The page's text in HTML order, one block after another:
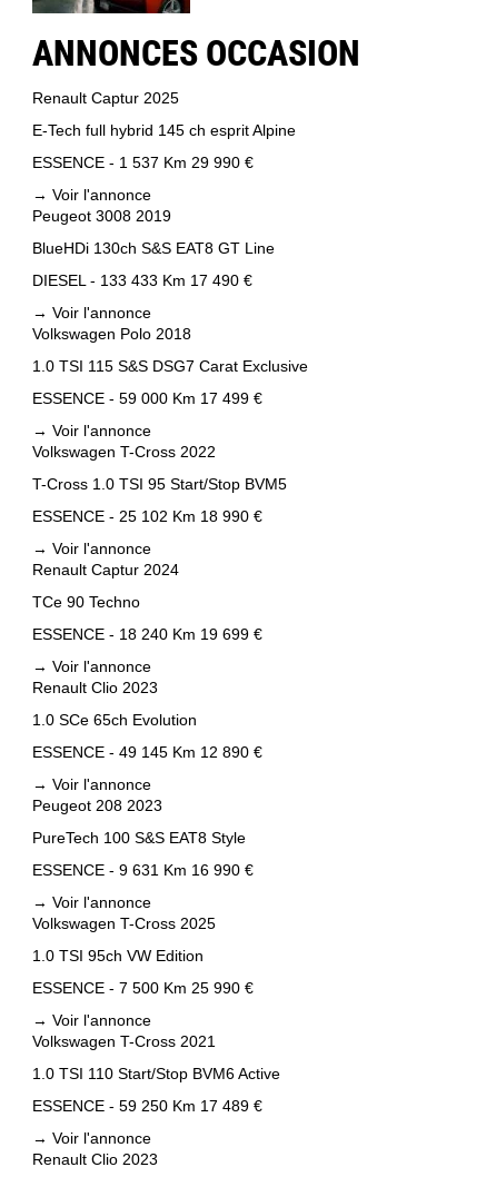
ANNONCES OCCASION
Renault Captur 2025
E-Tech full hybrid 145 ch esprit Alpine
ESSENCE - 1 537 Km 29 990 €
→ Voir l'annonce
Peugeot 3008 2019
BlueHDi 130ch S&S EAT8 GT Line
DIESEL - 133 433 Km 17 490 €
→ Voir l'annonce
Volkswagen Polo 2018
1.0 TSI 115 S&S DSG7 Carat Exclusive
ESSENCE - 59 000 Km 17 499 €
→ Voir l'annonce
Volkswagen T-Cross 2022
T-Cross 1.0 TSI 95 Start/Stop BVM5
ESSENCE - 25 102 Km 18 990 €
→ Voir l'annonce
Renault Captur 2024
TCe 90 Techno
ESSENCE - 18 240 Km 19 699 €
→ Voir l'annonce
Renault Clio 2023
1.0 SCe 65ch Evolution
ESSENCE - 49 145 Km 12 890 €
→ Voir l'annonce
Peugeot 208 2023
PureTech 100 S&S EAT8 Style
ESSENCE - 9 631 Km 16 990 €
→ Voir l'annonce
Volkswagen T-Cross 2025
1.0 TSI 95ch VW Edition
ESSENCE - 7 500 Km 25 990 €
→ Voir l'annonce
Volkswagen T-Cross 2021
1.0 TSI 110 Start/Stop BVM6 Active
ESSENCE - 59 250 Km 17 489 €
→ Voir l'annonce
Renault Clio 2023